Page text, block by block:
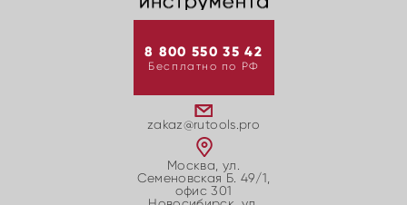
8 800 550 35 42
Бесплатно по РФ
zakaz@rutools.pro
Москва, ул.
Семеновская Б. 49/1,
офис 301